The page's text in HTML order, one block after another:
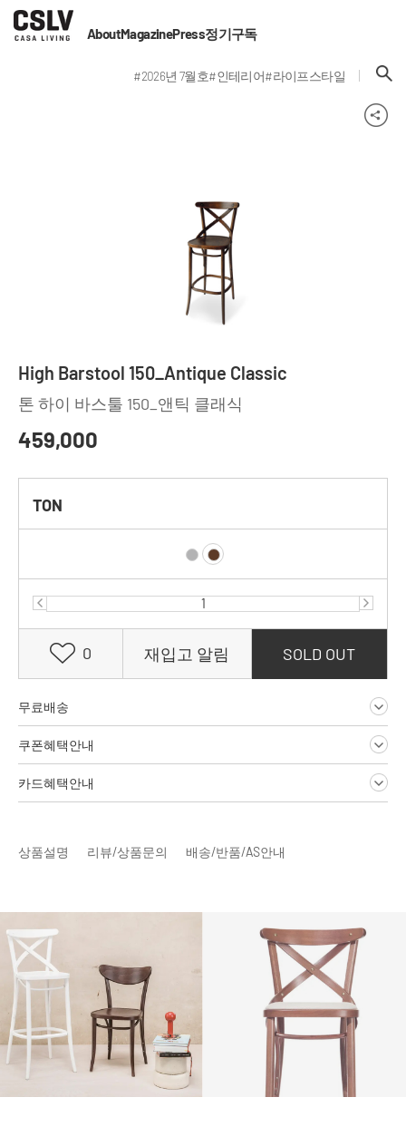
AboutMagazinePress정기구독
#2026년 7월호#인테리어#라이프스타일
High Barstool 150_Antique Classic
톤 하이 바스툴 150_앤틱 클래식
459,000
TON
0 재입고 알림 SOLD OUT
무료배송
쿠폰혜택안내
카드혜택안내
상품설명 리뷰/상품문의 배송/반품/AS안내